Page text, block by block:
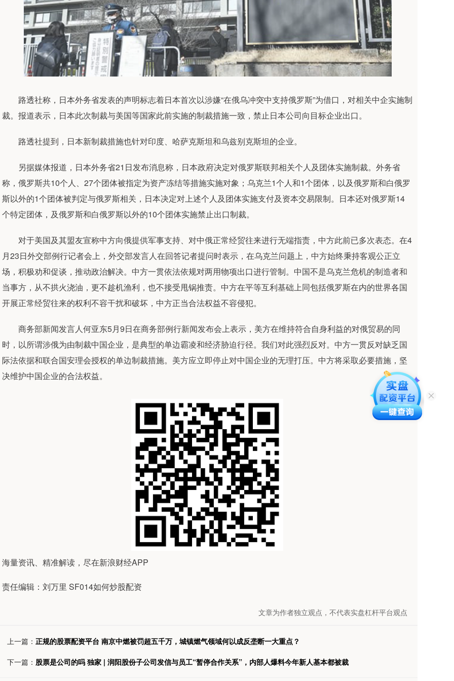
路透社称，日本外务省发表的声明标志着日本首次以涉嫌“在俄乌冲突中支持俄罗斯”为借口，对相关中企实施制
裁。报道表示，日本此次制裁与美国等国家此前实施的制裁措施一致，禁止日本公司向目标企业出口。
路透社提到，日本新制裁措施也针对印度、哈萨克斯坦和乌兹别克斯坦的企业。
另据媒体报道，日本外务省21日发布消息称，日本政府决定对俄罗斯联邦相关个人及团体实施制裁。外务省
称，俄罗斯共10个人、27个团体被指定为资产冻结等措施实施对象；乌克兰1个人和1个团体，以及俄罗斯和白俄罗
斯以外的1个团体被判定与俄罗斯相关，日本决定对上述个人及团体实施支付及资本交易限制。日本还对俄罗斯14
个特定团体，及俄罗斯和白俄罗斯以外的10个团体实施禁止出口制裁。
对于美国及其盟友宣称中方向俄提供军事支持、对中俄正常经贸往来进行无端指责，中方此前已多次表态。在4
月23日外交部例行记者会上，外交部发言人在回答记者提问时表示，在乌克兰问题上，中方始终秉持客观公正立
场，积极劝和促谈，推动政治解决。中方一贯依法依规对两用物项出口进行管制。中国不是乌克兰危机的制造者和
当事方，从不拱火浇油，更不趁机渔利，也不接受甩锅推责。中方在平等互利基础上同包括俄罗斯在内的世界各国
开展正常经贸往来的权利不容干扰和破坏，中方正当合法权益不容侵犯。
商务部新闻发言人何亚东5月9日在商务部例行新闻发布会上表示，美方在维持符合自身利益的对俄贸易的同
时，以所谓涉俄为由制裁中国企业，是典型的单边霸凌和经济胁迫行径。我们对此强烈反对。中方一贯反对缺乏国
际法依据和联合国安理会授权的单边制裁措施。美方应立即停止对中国企业的无理打压。中方将采取必要措施，坚
决维护中国企业的合法权益。
海量资讯、精准解读，尽在新浪财经APP
责任编辑：刘万里 SF014如何炒股配资
文章为作者独立观点，不代表实盘杠杆平台观点
上一篇： 正规的股票配资平台 南京中燃被罚超五千万，城镇燃气领域何以成反垄断一大重点？
下一篇： 股票是公司的吗 独家 | 润阳股份子公司发信与员工“暂停合作关系”，内部人爆料今年新人基本都被裁